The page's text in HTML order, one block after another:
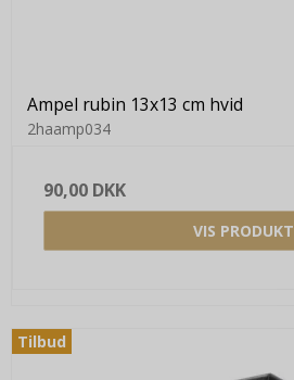
Ampel rubin 13x13 cm hvid
2haamp034
90,00 DKK
VIS PRODUKT
Tilbud